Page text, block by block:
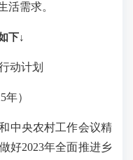
活需求。
下↓
动计划
）
央农村工作会议精
好2023年全面推进乡